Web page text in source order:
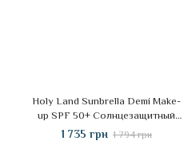
Holy Land Sunbrella Demi Make-
up SPF 50+ Солнцезащитный
крем 50 ml
1 735 грн 1 794 грн